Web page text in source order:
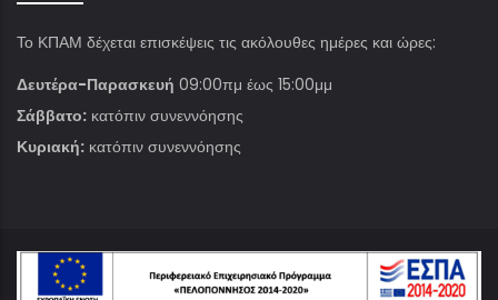
Το ΚΠΑΜ δέχεται επισκέψεις τις ακόλουθες ημέρες και ώρες:
Δευτέρα-Παρασκευή 09:00πμ έως 15:00μμ
Σάββατο: κατόπιν συνεννόησης
Κυριακή: κατόπιν συνεννόησης